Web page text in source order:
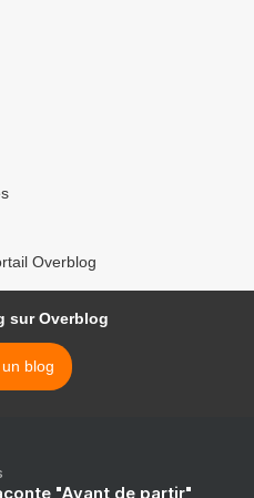
Overblog
sur Overblog
blog
"Avant de partir"